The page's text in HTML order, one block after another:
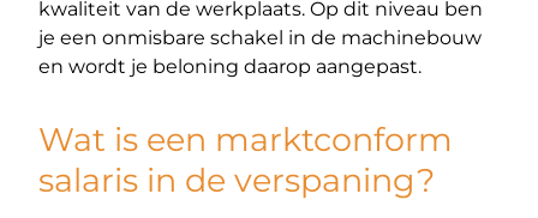
kwaliteit van de werkplaats. Op dit niveau ben
je een onmisbare schakel in de machinebouw
en wordt je beloning daarop aangepast.
Wat is een marktconform
salaris in de verspaning?